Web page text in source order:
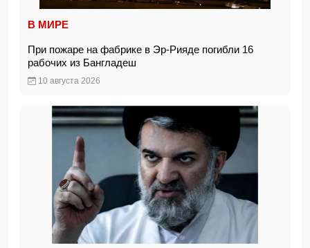
В МИРЕ
При пожаре на фабрике в Эр-Рияде погибли 16
рабочих из Бангладеш
10 августа 2026